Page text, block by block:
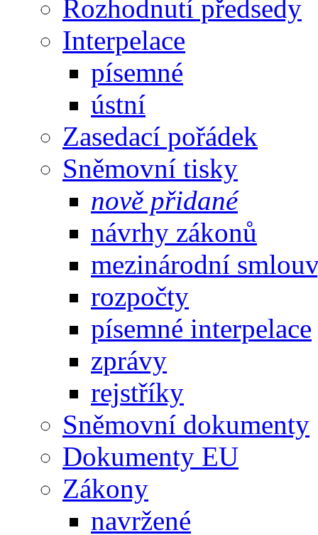
Rozhodnutí předsedy
Interpelace
písemné
ústní
Zasedací pořádek
Sněmovní tisky
nově přidané
návrhy zákonů
mezinárodní
rozpočty
písemné interpelace
zprávy
rejstříky
Sněmovní dokumenty
Dokumenty EU
Zákony
navržené